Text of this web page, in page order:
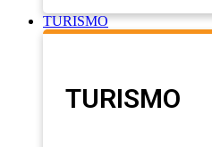
TURISMO
TURISMO